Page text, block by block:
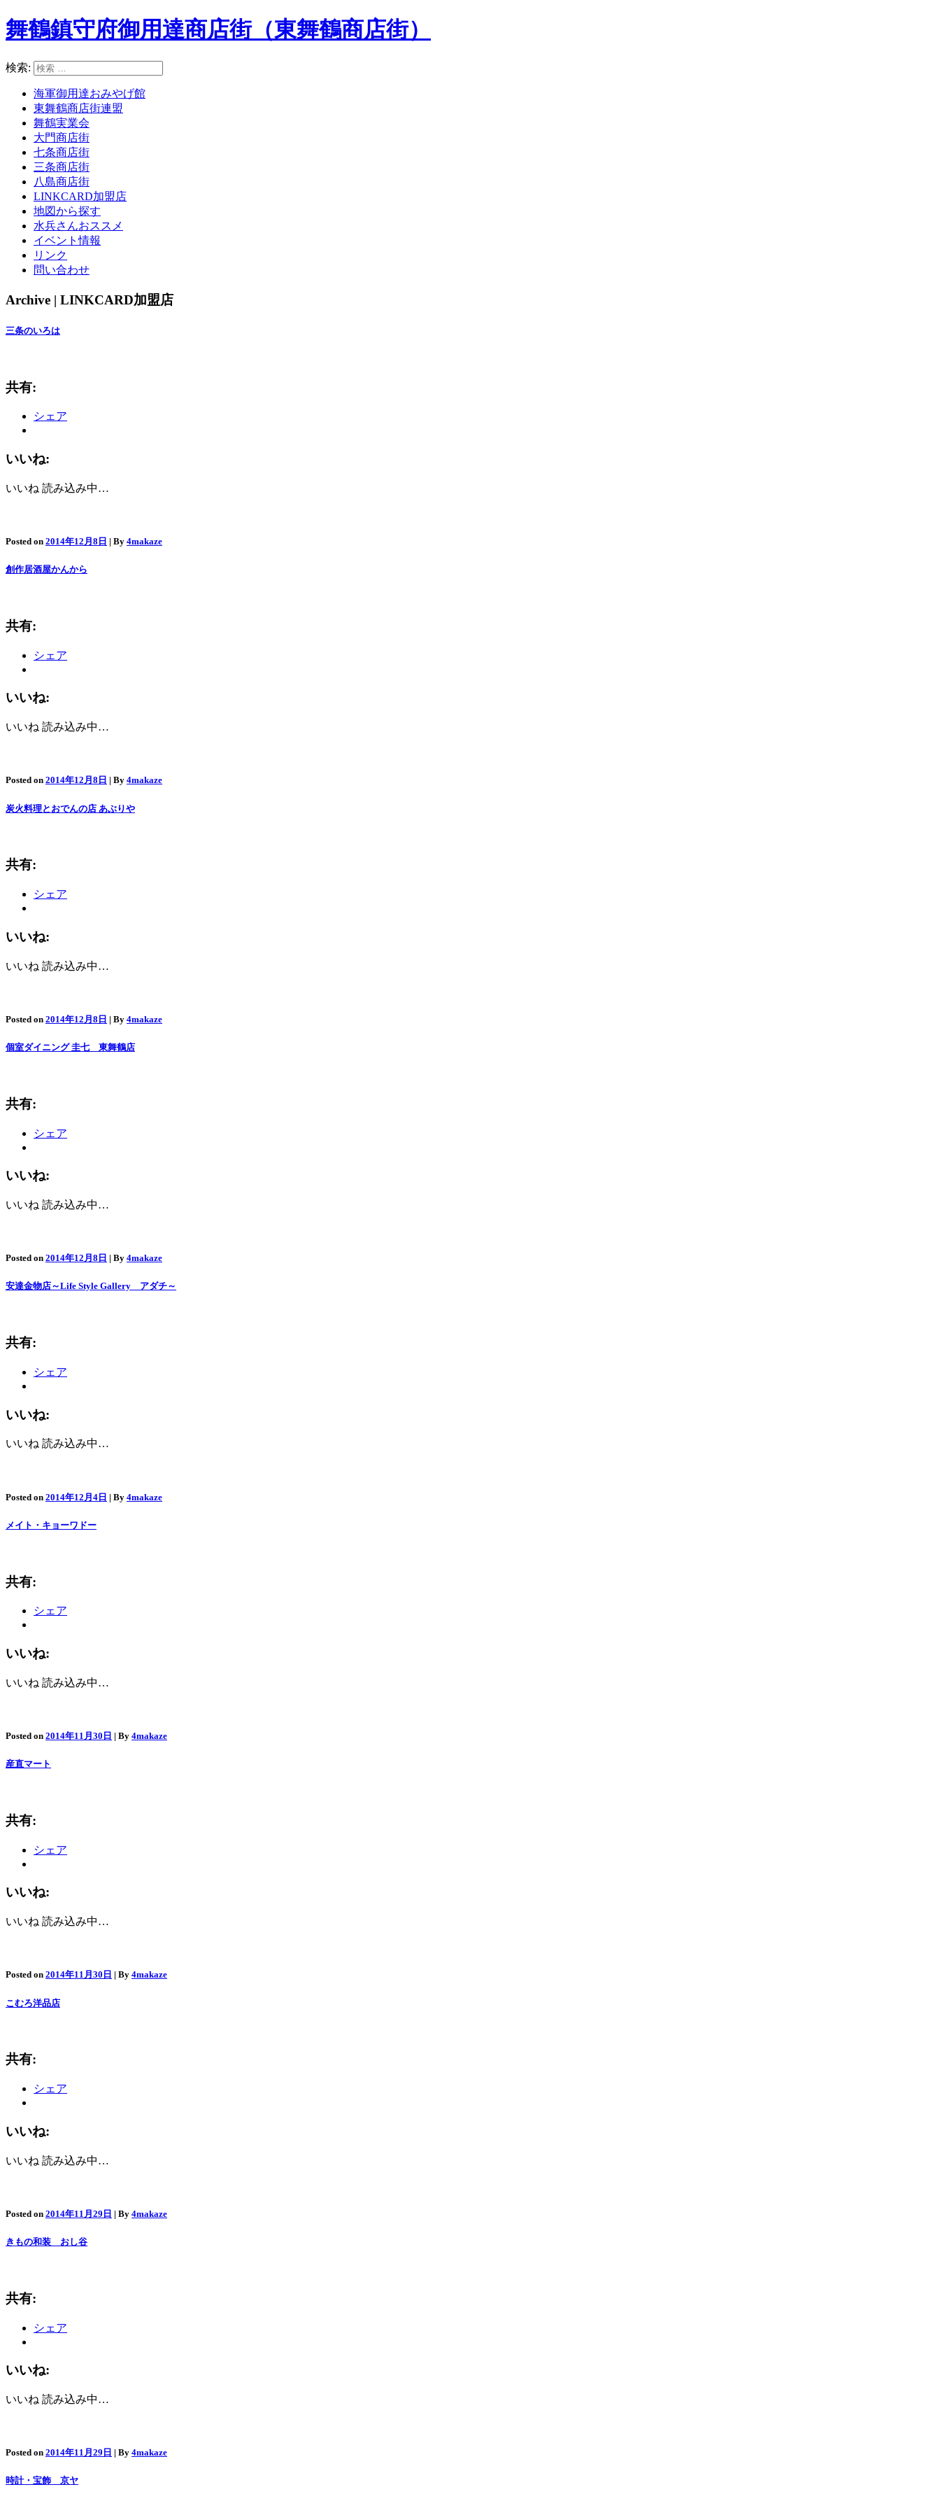
舞鶴鎮守府御用達商店街（東舞鶴商店街）
検索:
海軍御用達おみやげ館
東舞鶴商店街連盟
舞鶴実業会
大門商店街
七条商店街
三条商店街
八島商店街
LINKCARD加盟店
地図から探す
水兵さんおススメ
イベント情報
リンク
問い合わせ
Archive | LINKCARD加盟店
三条のいろは
共有:
シェア
いいね:
いいね 読み込み中…
Posted on 2014年12月8日 | By 4makaze
創作居酒屋かんから
共有:
シェア
いいね:
いいね 読み込み中…
Posted on 2014年12月8日 | By 4makaze
炭火料理とおでんの店 あぶりや
共有:
シェア
いいね:
いいね 読み込み中…
Posted on 2014年12月8日 | By 4makaze
個室ダイニング 圭七 東舞鶴店
共有:
シェア
いいね:
いいね 読み込み中…
Posted on 2014年12月8日 | By 4makaze
安達金物店～Life Style Gallery アダチ～
共有:
シェア
いいね:
いいね 読み込み中…
Posted on 2014年12月4日 | By 4makaze
メイト・キョーワドー
共有:
シェア
いいね:
いいね 読み込み中…
Posted on 2014年11月30日 | By 4makaze
産直マート
共有:
シェア
いいね:
いいね 読み込み中…
Posted on 2014年11月30日 | By 4makaze
こむろ洋品店
共有:
シェア
いいね:
いいね 読み込み中…
Posted on 2014年11月29日 | By 4makaze
きもの和装 おし谷
共有:
シェア
いいね:
いいね 読み込み中…
Posted on 2014年11月29日 | By 4makaze
時計・宝飾 京ヤ